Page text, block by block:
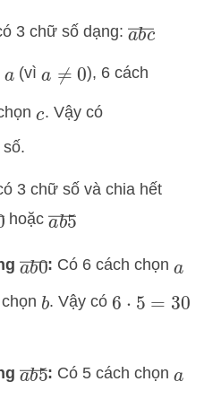
3 chữ số dạng: abc
a (vìa ≠0 ), 6 cách
c. Vậy có
số.
3 chữ số và chia hết
―
hoặcab5
ab0 ―
: Có 6 cách chọna
b. Vậy có 6 ⋅5=30
ab5 ―
: Có 5 cách chọna